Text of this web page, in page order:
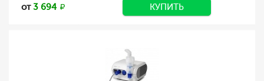
от3 694 КУПИТЬ